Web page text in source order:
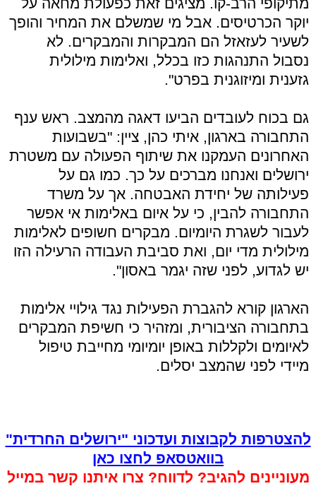
יוקר הכרטיסים. אבל מי שמשלם את המחיר והופך
לשעיר לעזאזל הם המבקרות והמבקרים. לא
נסבול התנהגות כזו בכלל, ואלימות מילולית
גזענית ומיזוגנית בפרט".
גם בכוח לעובדים הביעו דאגה מהמצב. ראש ענף
התחבורה בארגון, איתי כהן, ציין: "בשבועות
האחרונים העמקנו את שיתוף הפעולה עם משטרת
ירושלים ואנחנו מברכים על כך. כמו גם על
פעילותה של יחידת האבטחה. אך על משרד
התחבורה להבין, כי על איום באלימות אי אפשר
לעבור לשגרת היומיום. מבקרים חשופים לאלימות
מילולית מדי יום, ואת סביבת העבודה הרעילה הזו
יש לגדוע, לפני שזה יגמר באסון".
הארגון קורא להגברת הפעילות נגד גילויי אלימות
בתחבורה הציבורית, ומזהיר כי חשיפת המבקרים
לאיומים ולקללות באופן יומיומי מחייבת טיפול
מיידי לפני שהמצב יסלים.
להצטרפות לקבוצות ועדכוני "ירושלים החרדית"
בוואטסאפ לחצו כאן
מעוניינים להגיב? לדווח? צרו איתנו קשר במייל